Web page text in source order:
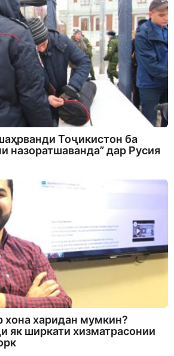
Тоҷикистон ба
назоратшаванда” дар Русия
харидан мумкин?
як ширкати хизматрасонии